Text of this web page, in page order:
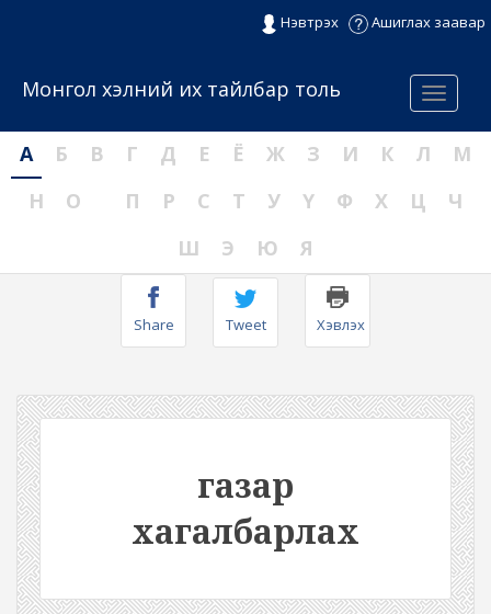
Нэвтрэх Ашиглах заавар
Menu
Монгол хэлний их тайлбар толь
А Б В Г Д Е Ё Ж З И К Л
М
Н
О П Р С Т У Ү Ф Х Ц
Ч
Ш
Э Ю Я
Share Tweet Хэвлэх
газар
хагалбарлах